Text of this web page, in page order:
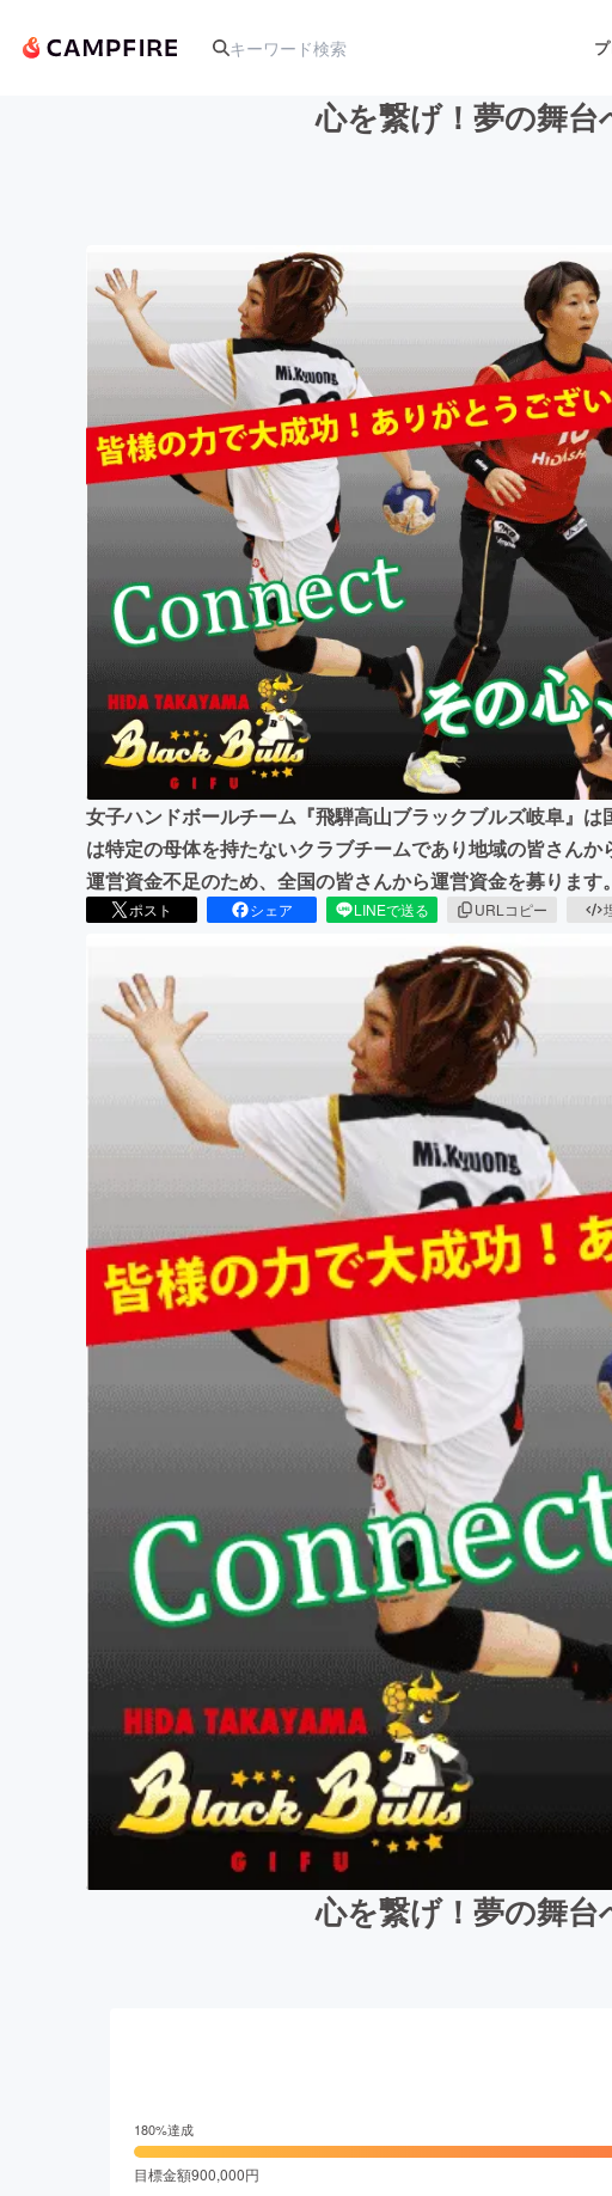
アート・写真 音楽
テクノロジー・ガジェット ゲー
映像・映画 書籍
ビジネス・起業 チャレ
まちづくり・地域活性化
心を繋げ！夢の舞
女子ハンドボールチーム『飛騨高山ブラックブルズ岐阜』
は特定の母体を持たないクラブチームであり地域の皆さん
運営資金不足のため、全国の皆さんから運営資金を募ります。
ポスト シェア LINEで送る URLコピー
心を繋げ！夢の舞
180%達成
目標金額900,000円